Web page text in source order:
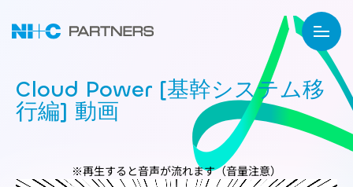
Cloud Power [基幹システム移
行編] 動画
※再生すると音声が流れます（音量注意）